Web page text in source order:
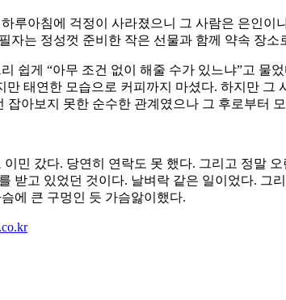
루아침에 걱정이 사라졌으니 그 사람은 은인
자는 정성껏 준비한 작은 선물과 함께 약속 장
쉽게 “아무 조건 없이 해줄 수가 있느냐”고
만 태연한 모습으로 커피까지 마셨다. 하지만
잡아보지 못한 순수한 관계였으나 그 후로부터
민 갔다. 당연히 연락도 못 했다. 그리고 정말
받고 있었던 것이다. 날벼락 같은 일이었다.
에 큰 구멍인 듯 가슴앓이했다.